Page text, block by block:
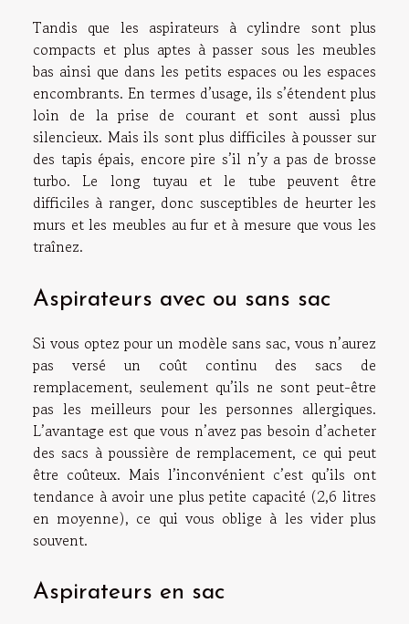
Tandis que les aspirateurs à cylindre sont plus
compacts et plus aptes à passer sous les meubles
bas ainsi que dans les petits espaces ou les espaces
encombrants. En termes d’usage, ils s’étendent plus
loin de la prise de courant et sont aussi plus
silencieux. Mais ils sont plus difficiles à pousser sur
des tapis épais, encore pire s’il n’y a pas de brosse
turbo. Le long tuyau et le tube peuvent être
difficiles à ranger, donc susceptibles de heurter les
murs et les meubles au fur et à mesure que vous les
traînez.
Aspirateurs avec ou sans sac
Si vous optez pour un modèle sans sac, vous n’aurez
pas versé un coût continu des sacs de
remplacement, seulement qu’ils ne sont peut-être
pas les meilleurs pour les personnes allergiques.
L’avantage est que vous n’avez pas besoin d’acheter
des sacs à poussière de remplacement, ce qui peut
être coûteux. Mais l’inconvénient c’est qu’ils ont
tendance à avoir une plus petite capacité (2,6 litres
en moyenne), ce qui vous oblige à les vider plus
souvent.
Aspirateurs en sac